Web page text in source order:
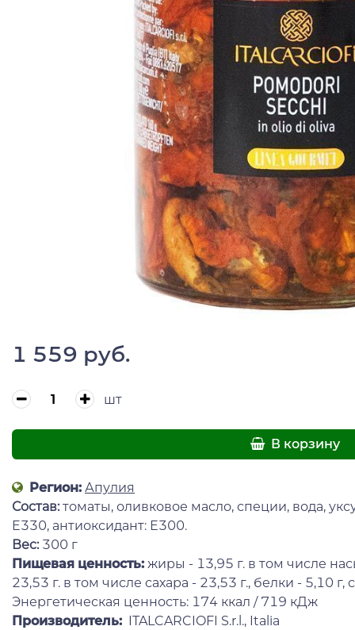
1 559 руб.
шт
В корзину
Регион: Апулия
Состав:томаты, оливковое масло, специи, вода,
E330, антиоксидант: Е300.
Вес:300 г
Пищевая ценность: жиры - 13,95 г. в том числе
23,53 г. в том числе сахара - 23,53 г., белки - 5,10 г,
Энергетическая ценность: 174 ккал / 719 кДж
Производитель:
ITALCARCIOFI S.r.l., Italia